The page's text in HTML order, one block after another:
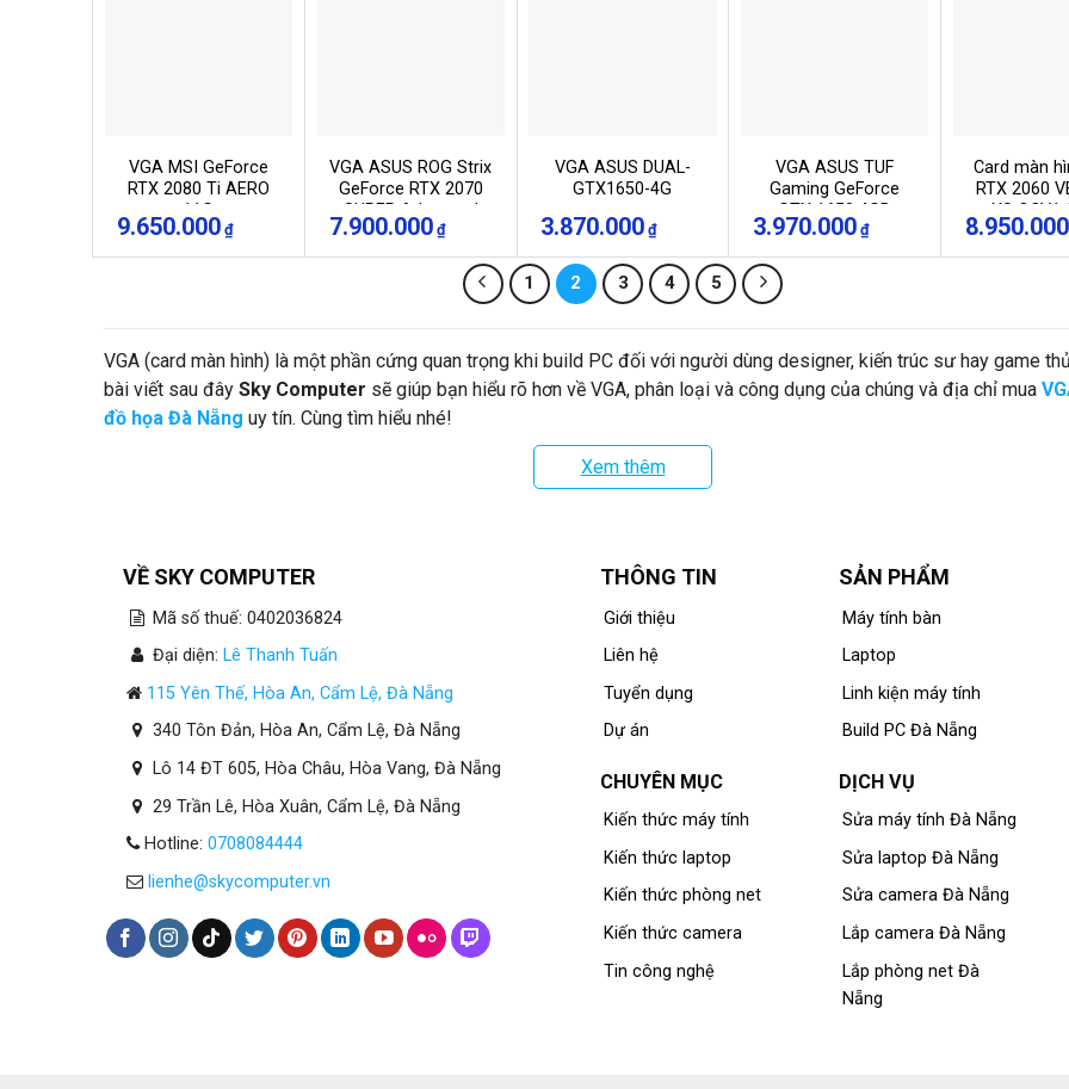
VGA MSI GeForce
RTX 2080 Ti AERO
11G
9.650.000 ₫
VGA ASUS ROG Strix
GeForce RTX 2070
SUPER Advanced
edition 8GB GDDR6
(ROG-STRIX-
RTX2070S-A8G-
7.900.000 ₫
VGA ASUS DUAL-
GTX1650-4G
3.870.000 ₫
VGA ASUS TUF
Gaming GeForce
GTX 1650 4GB
GDDR6 (TUF-
GTX1650-4GD6-
3.970.000 ₫
Card màn
RTX 2060
XS OCV1
GDDR6,
8.950.000
1 2 3 4 5
VGA (card màn hình) là một phần cứng quan trọng khi build PC đối với người dùng designer, kiến trúc sư hay game
bài viết sau đây Sky Computer sẽ giúp bạn hiểu rõ hơn về VGA, phân loại và công dụng của chúng và địa chỉ mua
đồ họa Đà Nẵng uy tín. Cùng tìm hiểu nhé!
như màn hình máy tính.
Xem thêm
VỀ SKY COMPUTER
Mã số thuế: 0402036824
Đại diện: Lê Thanh Tuấn
115 Yên Thế, Hòa An, Cẩm Lệ, Đà Nẵng
340 Tôn Đản, Hòa An, Cẩm Lệ, Đà Nẵng
Lô 14 ĐT 605, Hòa Châu, Hòa Vang, Đà Nẵng
29 Trần Lê, Hòa Xuân, Cẩm Lệ, Đà Nẵng
Hotline: 0708084444
lienhe@skycomputer.vn
THÔNG TIN
Giới thiệu
Liên hệ
Tuyển dụng
Dự án
CHUYÊN MỤC
Kiến thức máy tính
Kiến thức laptop
Kiến thức phòng net
Kiến thức camera
Tin công nghệ
SẢN PHẨM
Máy tính bàn
Laptop
Linh kiện máy tính
Build PC Đà Nẵng
DỊCH VỤ
Sửa máy tính Đà Nẵng
Sửa laptop Đà Nẵng
Sửa camera Đà Nẵng
Lắp camera Đà Nẵng
Lắp phòng net Đà
Nẵng